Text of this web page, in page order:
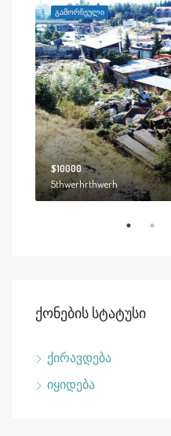
ᲒᲐᲛᲝᲠᲩᲔᲣᲚᲘ
$10000
5thwerhrthwerh
Ქონების Სტატუსი
ქირავდება
იყიდება